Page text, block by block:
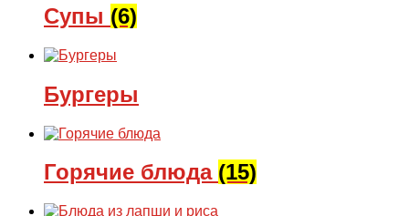
Супы (6)
Бургеры
Горячие блюда (15)